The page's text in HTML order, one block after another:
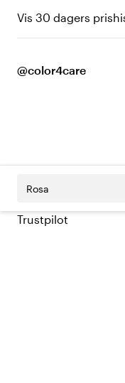
Vis 30 dagers
@color4care
Rosa
Trustpilot